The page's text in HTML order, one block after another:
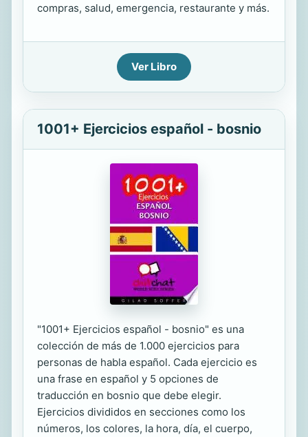
compras, salud, emergencia, restaurante y más.
Ver Libro
1001+ Ejercicios español - bosnio
"1001+ Ejercicios español - bosnio" es una
colección de más de 1.000 ejercicios para
personas de habla español. Cada ejercicio es
una frase en español y 5 opciones de
traducción en bosnio que debe elegir.
Ejercicios divididos en secciones como los
números, los colores, la hora, día, el cuerpo,